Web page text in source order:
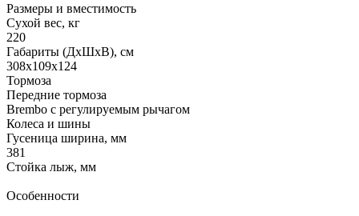
Размеры и вместимость
Сухой вес, кг
220
Габариты (ДхШхВ), см
308х109х124
Тормоза
Передние тормоза
Brembo с регулируемым рычагом
Колеса и шины
Гусеница ширина, мм
381
Стойка лыж, мм
Особенности